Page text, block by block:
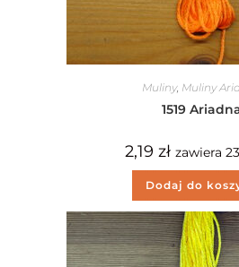
Muliny, Muliny
1519
2,19 zł zawiera
Dodaj do